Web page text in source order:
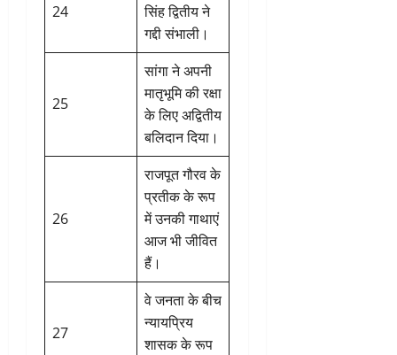
24
सिंह द्वितीय ने
गद्दी संभाली।
25
सांगा ने अपनी
मातृभूमि की रक्षा
के लिए अद्वितीय
बलिदान दिया।
26
राजपूत गौरव के
प्रतीक के रूप
में उनकी गाथाएं
आज भी जीवित
हैं।
27
वे जनता के बीच
न्यायप्रिय
शासक के रूप